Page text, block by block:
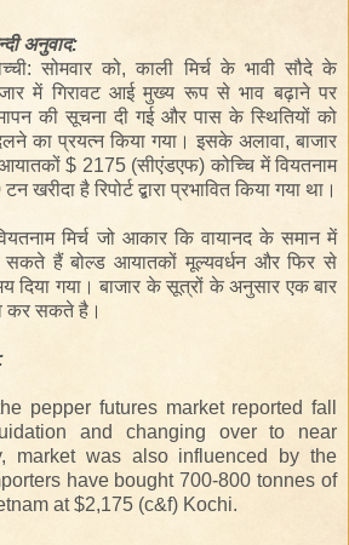
अनुवाद:
:सोमवार को,काली मिर्च के भावी सौदे के
में गिरावट आई मुख्य रूप से भाव बढ़ाने पर
की सूचना दी गई और पास के स्थितियों को
का प्रयत्न किया गया। इसके अलावा,बाजार
$ 2175 (सीएंडएफ) कोच्चि में वियतनाम
टन खरीदा है रिपोर्ट द्बारा प्रभावित किया गया था।
मिर्च जो आकार कि वायानद के समान में
सकते हैं बोल्ड आयातकों मूल्यवर्धन और फिर से
दिया गया। बाजार के सूत्रों के अनुसार एक बार
कर सकते है।
:
pepper futures market reported fall
and changing over to near
market was also influenced by the
have bought 700-800 tonnes of
at $2,175 (c&f) Kochi.